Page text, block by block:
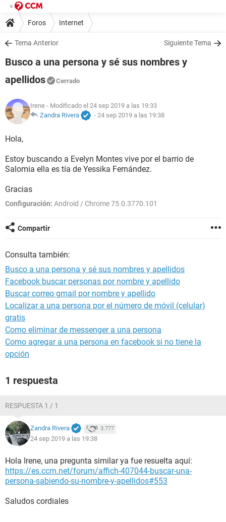
Foros Internet
Tema Anterior Siguiente Tema
Busco a una persona y sé sus nombres y
apellidos
Cerrado
Irene - Modificado el 24 sep 2019 a las 19:33
Zandra Rivera
- 24 sep 2019 a las 19:38
Hola,
Estoy buscando a Evelyn Montes vive por el barrio de
Salomia ella es tía de Yessika Fernández.
Gracias
Configuración: Android / Chrome 75.0.3770.101
Compartir
Consulta también:
Busco a una persona y sé sus nombres y apellidos
Facebook buscar personas por nombre y apellido
Buscar correo gmail por nombre y apellido
Localizar a una persona por el número de móvil (celular)
gratis
Como eliminar de messenger a una persona
Como agregar a una persona en facebook si no tiene la
opción
1 respuesta
RESPUESTA 1 / 1
Zandra Rivera 3.777
24 sep 2019 a las 19:38
Hola Irene, una pregunta similar ya fue resuelta aquí:
https://es.ccm.net/forum/affich-407044-buscar-una-
persona-sabiendo-su-nombre-y-apellidos#553
Saludos cordiales